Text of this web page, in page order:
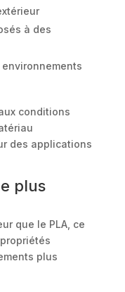
à des
conditions
des applications
plus
que le PLA, ce
plus